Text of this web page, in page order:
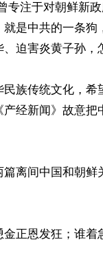
专注于对朝鲜新
是中共的一条
迫害炎黄子孙
族传统文化，
经新闻》故意把
离间中国和朝
正恩发狂；谁着